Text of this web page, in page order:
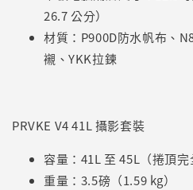
26.7 公分）
材質：P900D防水帆布、
襯、YKK拉鍊
PRVKE V4 41L 攝影套裝
容量：41L 至 45L（捲頂完
重量：3.5磅（1.59 kg）